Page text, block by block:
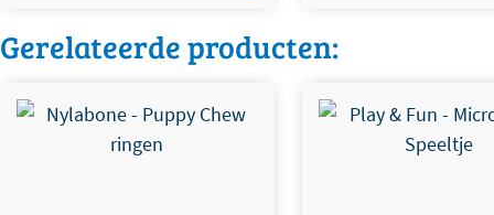
Gerelateerde producten:
Dit product heeft
variaties. Deze
gekozen worden